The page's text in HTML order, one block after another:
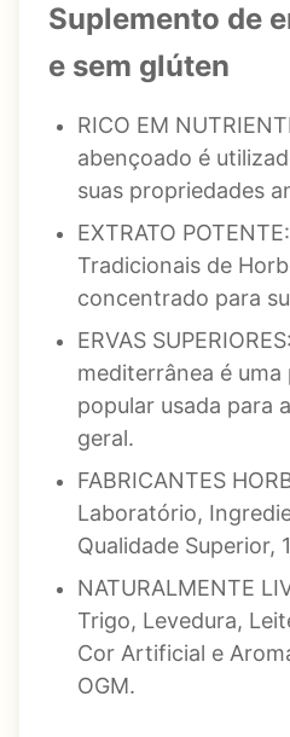
Suplemento de
e sem glúten
RICO EM
abençoado é
suas propriedades
EXTRATO
Tradicionais de
concentrado para
ERVAS
mediterrânea é uma
popular usada para
geral.
FABRICANTES
Laboratório,
Qualidade Superior,
NATURALMENTE
Trigo, Levedura,
Cor Artificial e
OGM.